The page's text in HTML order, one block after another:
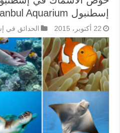
إسطنبول Istanbul Aquarium
22 أكتوبر، 2015 الحدائق في